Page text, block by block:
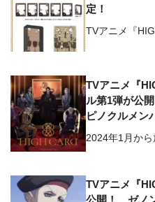
定！
TVアニメ『
TVアニメ『
ル第1弾が公
ピノクルメン
2024年1月から
TVアニメ『